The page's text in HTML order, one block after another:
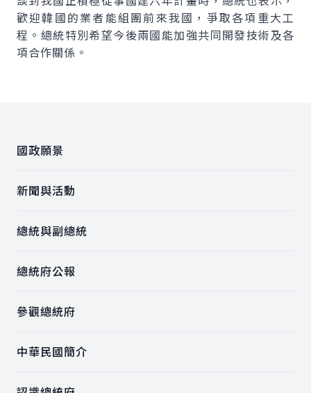
歡迎韓國的業者能組團前來我國，爭取各項重大工
程。總統特別希望今後兩國能加強共同開發技術及各
項合作關係。
國政願景
新聞與活動
總統與副總統
總統府公報
參觀總統府
中華民國簡介